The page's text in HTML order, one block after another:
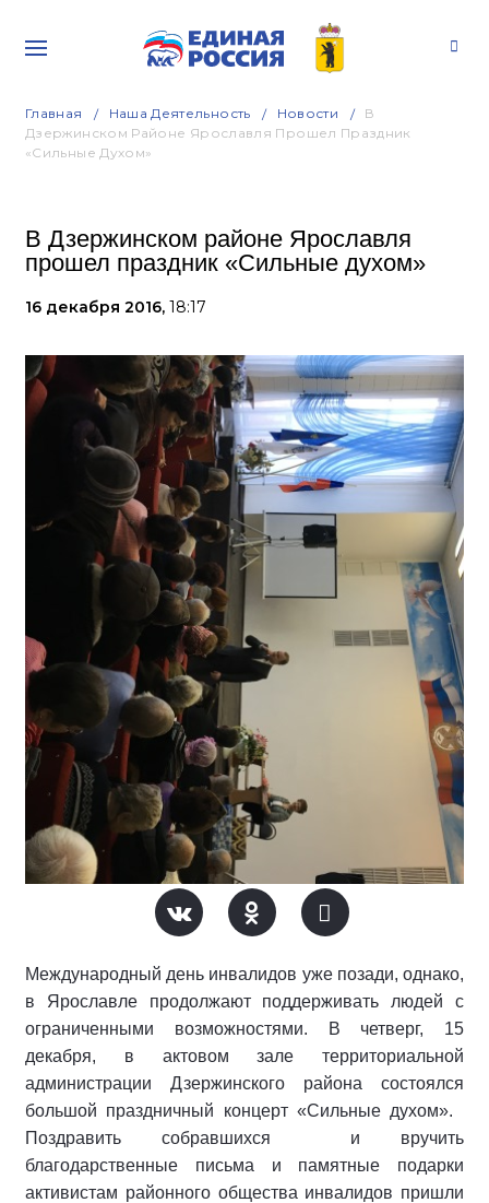
Главная Наша Деятельность Новости
В
Дзержинском Районе Ярославля Прошел Праздник
«Сильные Духом»
В Дзержинском районе Ярославля
прошел праздник «Сильные духом»
16 декабря 2016, 18:17
Международный день инвалидов уже позади, однако,
в Ярославле продолжают поддерживать людей с
ограниченными возможностями. В четверг, 15
декабря, в актовом зале территориальной
администрации Дзержинского района состоялся
большой праздничный концерт «Сильные духом».
Поздравить собравшихся и вручить
благодарственные письма и памятные подарки
активистам районного общества инвалидов пришли